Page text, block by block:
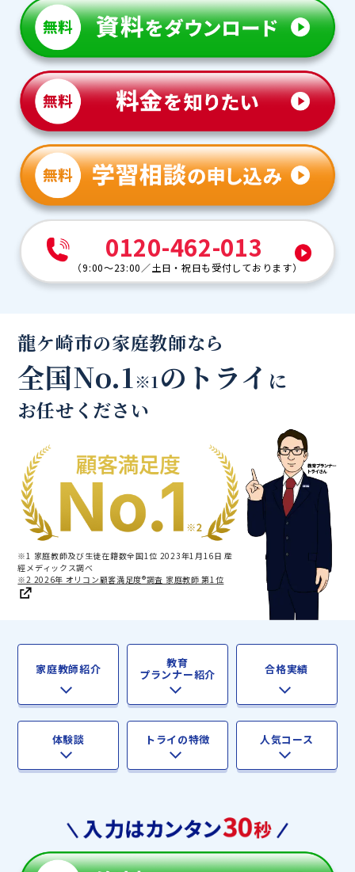
0120-462-013
（9:00～23:00／土日・祝日も受付しております）
龍ケ崎市の家庭教師なら
全国No.1※1のトライ に
お任せください
※1 家庭教師及び生徒在籍数全国1位 2023年1月16日 産
經メディックス調べ
※2 2026年 オリコン顧客満足度®調査 家庭教師 第1位
家庭教師紹介 教育
プランナー紹介 合格実績
体験談 トライの特徴 人気コース